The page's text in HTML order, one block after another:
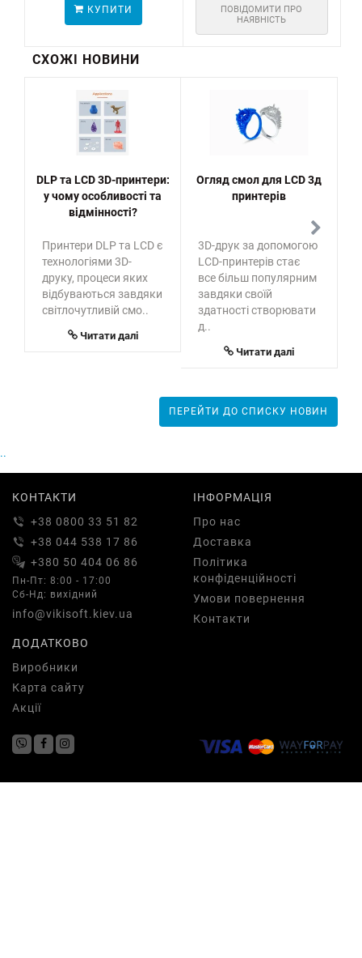
КУПИТИ
ПОВІДОМИТИ ПРО
НАЯВНІСТЬ
СХОЖІ НОВИНИ
DLP та LCD 3D-принтери:
у чому особливості та
відмінності?
Принтери DLP та LCD є
технологіями 3D-
друку, процеси яких
відбуваються завдяки
світлочутливій смо..
Читати далі
Огляд смол для LCD 3д
принтерів
3D-друк за допомогою
LCD-принтерів стає
все більш популярним
завдяки своїй
здатності створювати
д..
Читати далі
ПЕРЕЙТИ ДО СПИСКУ НОВИН
..
КОНТАКТИ
+38 0800 33 51 82
+38 044 538 17 86
+380 50 404 06 86
Пн-Пт: 8:00 - 17:00
Сб-Нд: вихідний
info@vikisoft.kiev.ua
ІНФОРМАЦІЯ
Про нас
Доставка
Політика
конфіденційності
Умови повернення
Контакти
ДОДАТКОВО
Виробники
Карта сайту
Акції